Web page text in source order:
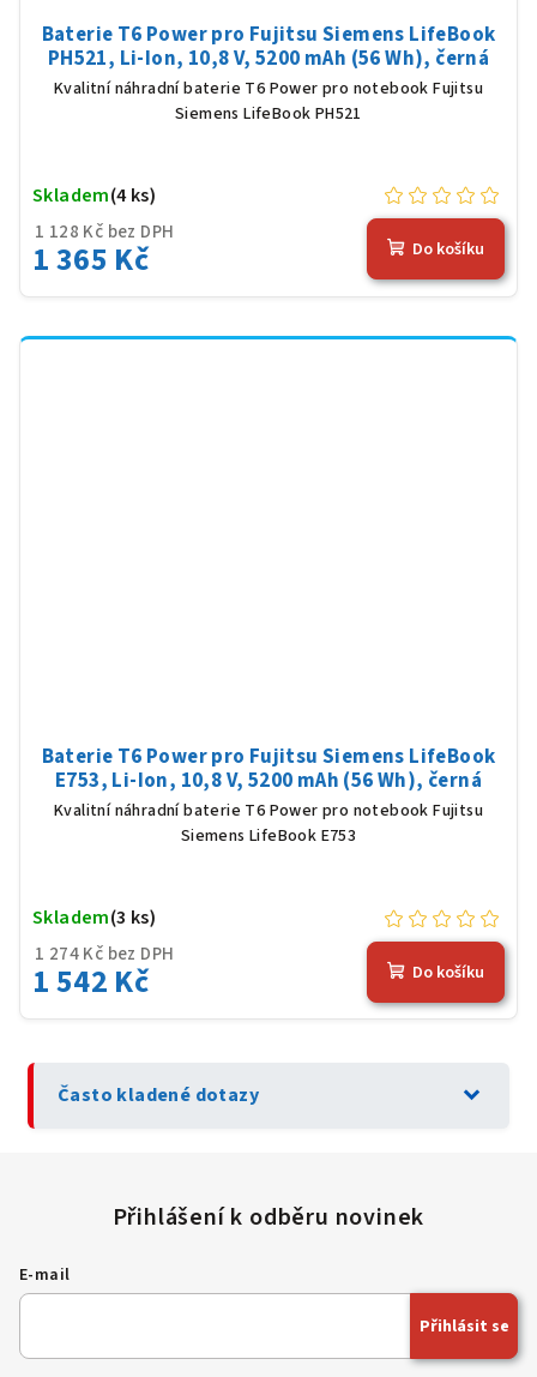
Baterie T6 Power pro Fujitsu Siemens LifeBook
PH521, Li-Ion, 10,8 V, 5200 mAh (56 Wh), černá
Kvalitní náhradní baterie T6 Power pro notebook Fujitsu
Siemens LifeBook PH521
1 128 Kč bez DPH
1 365 Kč
Skladem(4 ks)
Do košíku
Baterie T6 Power pro Fujitsu Siemens LifeBook
E753, Li-Ion, 10,8 V, 5200 mAh (56 Wh), černá
Kvalitní náhradní baterie T6 Power pro notebook Fujitsu
Siemens LifeBook E753
1 274 Kč bez DPH
1 542 Kč
Skladem(3 ks)
Do košíku
Často kladené dotazy expand_more
E-mail
Přihlásit se